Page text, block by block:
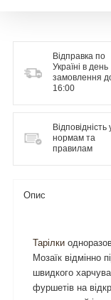
Відправка по
Україні в день
замовлення
16:00
Відповідність
нормам та
правилам
Опис
Тарілки
Мозаїк відмінно
швидкого
фуршетів на